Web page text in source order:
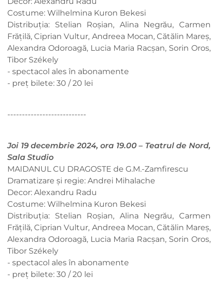
Costume: Wilhelmina Kuron Bekesi
Distribuția: Stelian Roșian, Alina Negrău, Carmen
Frățilă, Ciprian Vultur, Andreea Mocan, Cătălin Mareș,
Alexandra Odoroagă, Lucia Maria Racșan, Sorin Oros,
Tibor Székely
- spectacol ales în abonamente
- preț bilete: 30 / 20 lei
---------------------------
Joi 19 decembrie 2024, ora 19.00 – Teatrul de Nord,
Sala Studio
MAIDANUL CU DRAGOSTE de G.M.-Zamfirescu
Dramatizare și regie: Andrei Mihalache
Decor: Alexandru Radu
Costume: Wilhelmina Kuron Bekesi
Distribuția: Stelian Roșian, Alina Negrău, Carmen
Frățilă, Ciprian Vultur, Andreea Mocan, Cătălin Mareș,
Alexandra Odoroagă, Lucia Maria Racșan, Sorin Oros,
Tibor Székely
- spectacol ales în abonamente
- preț bilete: 30 / 20 lei